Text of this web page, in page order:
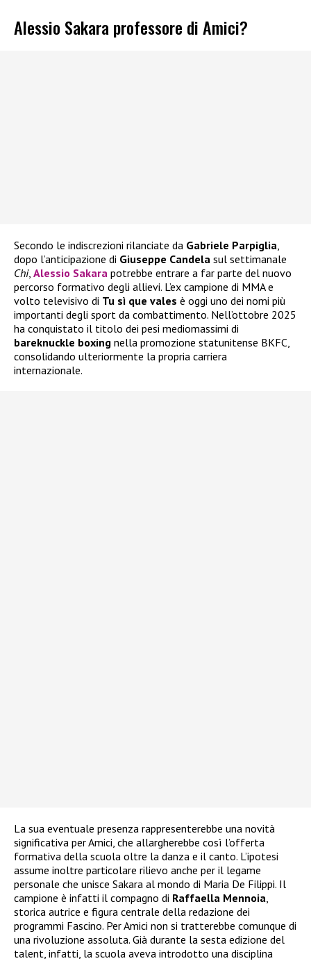
Alessio Sakara professore di Amici?
Secondo le indiscrezioni rilanciate da Gabriele Parpiglia
dopo l’anticipazione di Giuseppe Candela sul settimanale
Chi, Alessio Sakara potrebbe entrare a far parte del nuovo
percorso formativo degli allievi. L’ex campione di MMA e
volto televisivo di Tu sì que vales è oggi uno dei nomi più
importanti degli sport da combattimento. Nell’ottobre 2025
ha conquistato il titolo dei pesi mediomassimi di
bareknuckle boxing nella promozione statunitense BKFC,
consolidando ulteriormente la propria carriera
internazionale.
La sua eventuale presenza rappresenterebbe una novità
significativa per Amici, che allargherebbe così l’offerta
formativa della scuola oltre la danza e il canto. L’ipotesi
assume inoltre particolare rilievo anche per il legame
personale che unisce Sakara al mondo di Maria De Filippi. Il
campione è infatti il compagno di Raffaella Mennoia
storica autrice e figura centrale della redazione dei
programmi Fascino. Per Amici non si tratterebbe comunque di
una rivoluzione assoluta. Già durante la sesta edizione del
talent, infatti, la scuola aveva introdotto una disciplina